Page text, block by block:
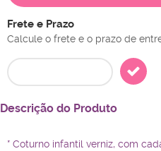
Frete e Prazo
Calcule o frete e o prazo de
Descrição do Produto
* Coturno infantil verniz, com